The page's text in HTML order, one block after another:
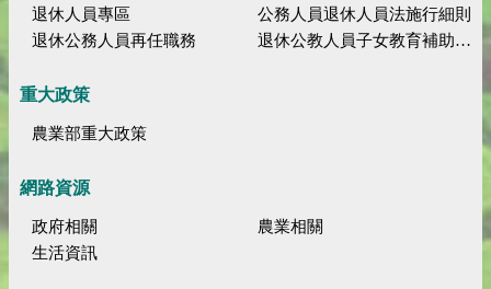
退休人員專區
公務人員退休人員法施行細則
退休公務人員再任職務
退休公教人員子女教育補助規定
重大政策
農業部重大政策
網路資源
政府相關
農業相關
生活資訊